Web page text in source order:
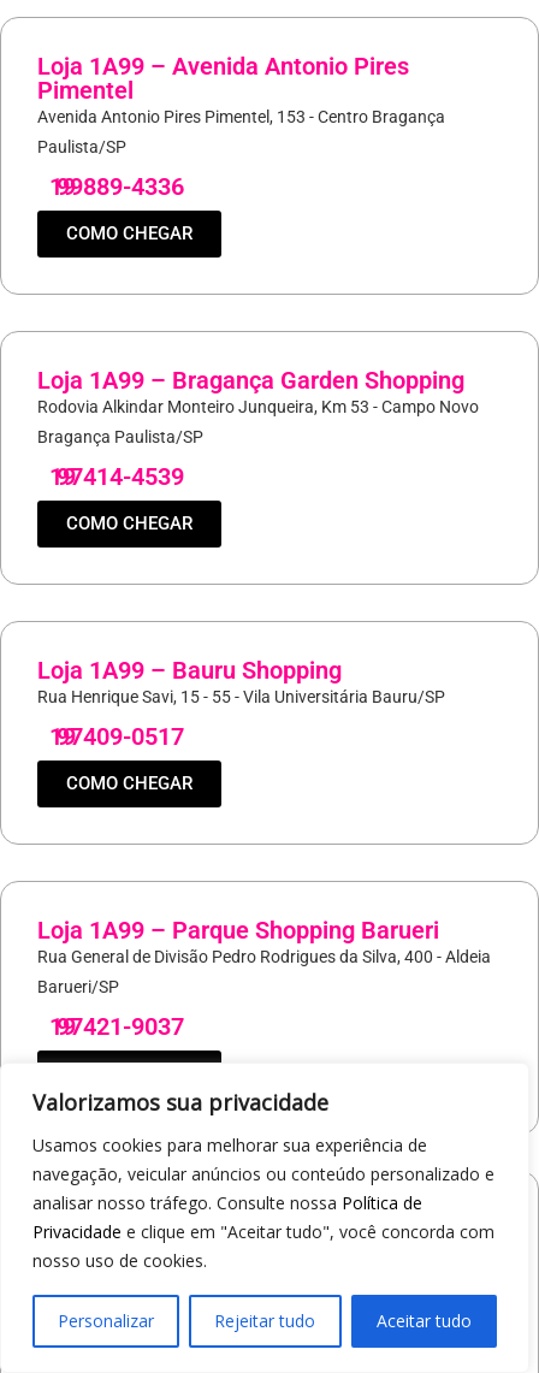
Valorizamos sua privacidade
Usamos cookies para melhorar sua experiência de
navegação, veicular anúncios ou conteúdo personalizado e
analisar nosso tráfego. Consulte nossa Política de
Privacidade e clique em "Aceitar tudo", você concorda com
nosso uso de cookies.
Personalizar Rejeitar tudo Aceitar tudo
Loja 1A99 – Avenida Antonio Pires
Pimentel
Avenida Antonio Pires Pimentel, 153 - Centro Bragança
Paulista/SP
19
99889-4336
COMO CHEGAR
Loja 1A99 – Bragança Garden Shopping
Rodovia Alkindar Monteiro Junqueira, Km 53 - Campo Novo
Bragança Paulista/SP
19
97414-4539
COMO CHEGAR
Loja 1A99 – Bauru Shopping
Rua Henrique Savi, 15 - 55 - Vila Universitária Bauru/SP
19
97409-0517
COMO CHEGAR
Loja 1A99 – Parque Shopping Barueri
Rua General de Divisão Pedro Rodrigues da Silva, 400 - Aldeia
Barueri/SP
19
97421-9037
Loja 1A99 – North Shopping Barretos
Via Conselheiro Antonio Prado, 1400 - Pedro Cavaline
19
97407-5840